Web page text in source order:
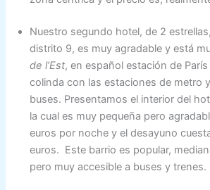
Nuestro segundo hotel, de 2
distrito 9, es muy agradable y está
de l’Est, en español estación de
colinda con las estaciones de metro
buses. Presentamos el interior del
la cual es muy pequeña pero
euros por noche y el desayuno
euros. Este barrio es popular,
pero muy accesible a buses y trenes.